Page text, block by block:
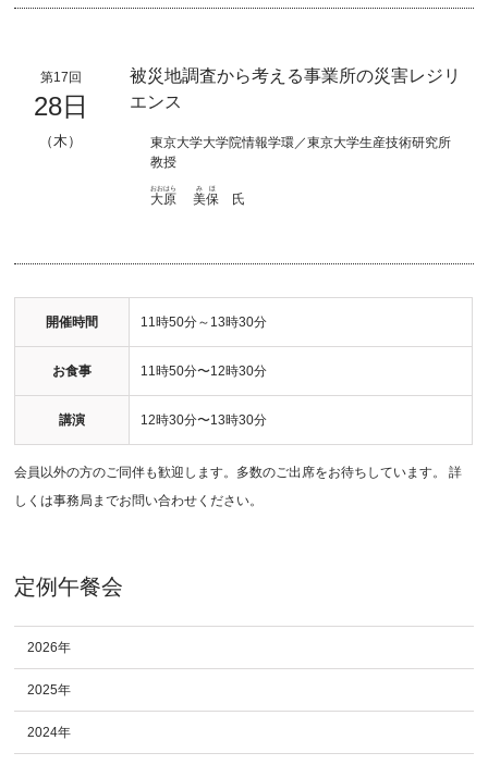
第17回
28日
（木）
被災地調査から考える事業所の災害レジリ
エンス
東京大学大学院情報学環／東京大学生産技術研究所
教授
大原
おおはら
美保
みほ
氏
開催時間 11時50分～13時30分
お食事 11時50分〜12時30分
講演 12時30分〜13時30分
会員以外の方のご同伴も歓迎します。多数のご出席をお待ちしています。 詳
しくは事務局までお問い合わせください。
定例午餐会
2026年
2025年
2024年